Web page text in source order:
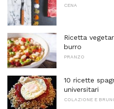
CENA
Ricetta
burro
PRANZO
10 ricette
universitari
COLAZIONE E